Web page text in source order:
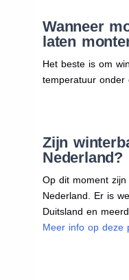
Wanneer
laten
Het beste is om
temperatuur onder
Zijn
Nederland?
Op dit moment
Nederland. Er is
Duitsland en
Meer info op deze